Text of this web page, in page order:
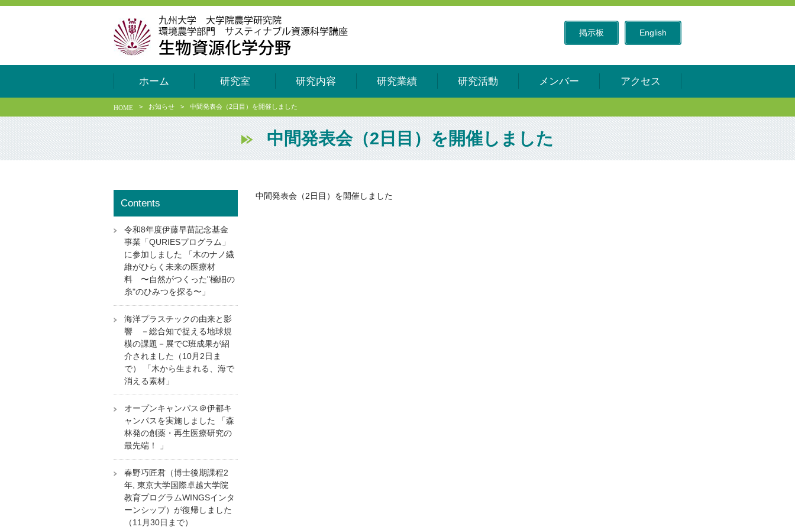
掲示板 English
ホーム 研究室 研究内容 研究業績 研究活動 メンバー アクセス
HOME > お知らせ > 中間発表会（2日目）を開催しました
中間発表会（2日目）を開催しました
中間発表会（2日目）を開催しました
Contents
令和8年度伊藤早苗記念基金
事業「QURIESプログラム」
に参加しました 「木のナノ繊
維がひらく未来の医療材
料 〜自然がつくった"極細の
糸"のひみつを探る〜」
海洋プラスチックの由来と影
響 －総合知で捉える地球規
模の課題－展でC班成果が紹
介されました（10月2日ま
で） 「木から生まれる、海で
消える素材」
オープンキャンパス＠伊都キ
ャンパスを実施しました 「森
林発の創薬・再生医療研究の
最先端！ 」
春野巧匠君（博士後期課程2
年, 東京大学国際卓越大学院
教育プログラムWINGSインタ
ーンシップ）が復帰しました
（11月30日まで）